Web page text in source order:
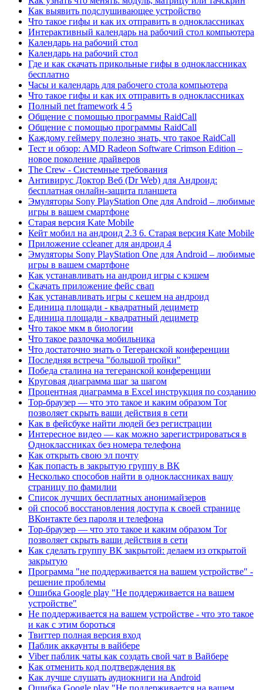
Как выявить подслушивающее устройство
Что такое гифы и как их отправить в одноклассниках
Интерактивный календарь на рабочий стол компьютера
Календарь на рабочий стол
Календарь на рабочий стол
Где и как скачать прикольные гифы в одноклассниках
бесплатно
Часы и календарь для рабочего стола компьютера
Что такое гифы и как их отправить в одноклассниках
Полный net framework 4 5
Общение с помощью программы RaidCall
Общение с помощью программы RaidCall
Каждому геймеру полезно знать, что такое RaidCall
Тест и обзор: AMD Radeon Software Crimson Edition –
новое поколение драйверов
The Crew - Системные требования
Антивирус Доктор Веб (Dr Web) для Андроид:
бесплатная онлайн-защита планшета
Эмуляторы Sony PlayStation One для Android – любимые
игры в вашем смартфоне
Старая версия Kate Mobile
Кейт мобил на андроид 2.3 6. Старая версия Kate Mobile
Приложение ccleaner для андроид 4
Эмуляторы Sony PlayStation One для Android – любимые
игры в вашем смартфоне
Как устанавливать на андроид игры с кэшем
Скачать приложение фейс свап
Как устанавливать игры с кешем на андроид
Единица площади - квадратный дециметр
Единица площади - квадратный дециметр
Что такое мкм в биологии
Что такое разлочка мобильника
Что достаточно знать о Тегеранской конференции
Последняя встреча "большой тройки"
Победа сталина на тегеранской конференции
Круговая диаграмма шаг за шагом
Процентная диаграмма в Excel инструкция по созданию
Тор-браузер — что это такое и каким образом Tor
позволяет скрыть ваши действия в сети
Как в фейсбуке найти людей без регистрации
Интересное видео — как можно зарегистрироваться в
Одноклассниках без номера телефона
Как открыть свою эл почту
Как попасть в закрытую группу в ВК
Несколько способов найти в одноклассниках вашу
страницу по фамилии
Список лучших бесплатных анонимайзеров
ой способ восстановления доступа к своей странице
ВКонтакте без пароля и телефона
Тор-браузер — что это такое и каким образом Tor
позволяет скрыть ваши действия в сети
Как сделать группу ВК закрытой: делаем из открытой
закрытую
Программа "не поддерживается на вашем устройстве" -
решение проблемы
Ошибка Google play "Не поддерживается на вашем
устройстве"
Не поддерживается на вашем устройстве - что это такое
и как с этим бороться
Твиттер полная версия вход
Паблик аккаунты в вайбере
Viber паблик чаты как создать свой чат в Вайбере
Как отменить код подтверждения вк
Как лучше слушать аудиокниги на Android
Ошибка Google play "Не поддерживается на вашем